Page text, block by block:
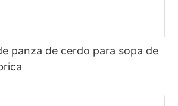
panza de cerdo para sopa de